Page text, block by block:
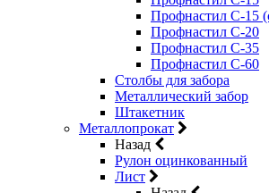
Профнастил С-15
Профнастил С-20
Профнастил С-35
Профнастил С-60
Столбы для забора
Металлический забор
Штакетник
Металлопрокат
Назад
Рулон оцинкованный
Лист